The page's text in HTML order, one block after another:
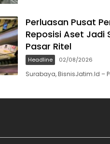
Perluasan Pusat
Reposisi Aset Jadi
Pasar Ritel
Headline 02/08/2026
Surabaya, BisnisJatim.Id –